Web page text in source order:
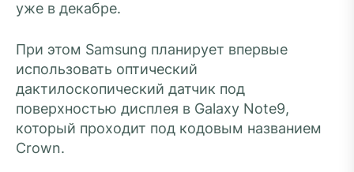
уже в декабре.
При этом Samsung планирует впервые
использовать оптический
дактилоскопический датчик под
поверхностью дисплея в Galaxy Note9,
который проходит под кодовым названием
Crown.